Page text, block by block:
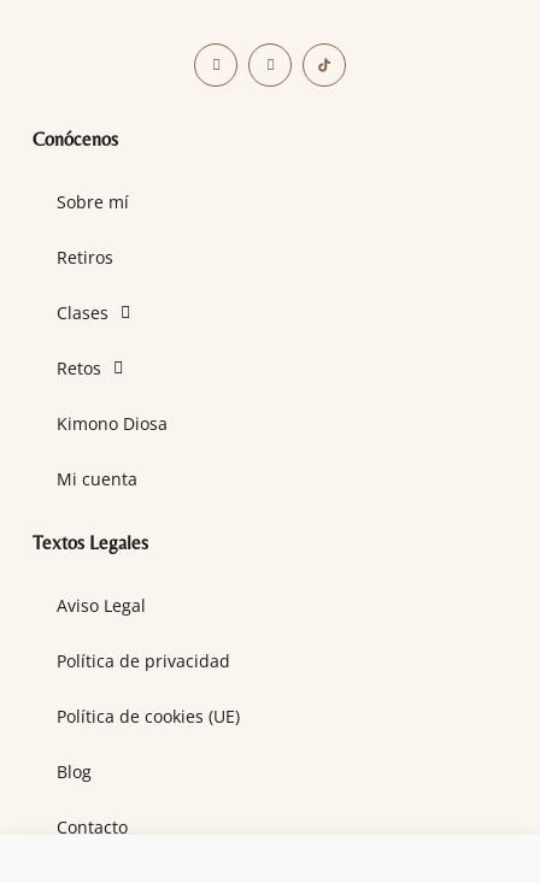
Conócenos
Sobre mí
Retiros
Clases
Retos
Kimono Diosa
Mi cuenta
Textos Legales
Aviso Legal
Política de privacidad
Política de cookies (UE)
Blog
Contacto